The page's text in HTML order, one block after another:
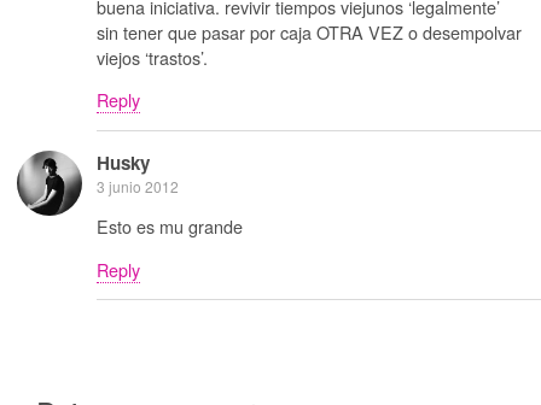
buena iniciativa. revivir tiempos viejunos ‘legalmente’
sin tener que pasar por caja OTRA VEZ o desempolvar
viejos ‘trastos’.
Reply
Husky
3 junio 2012
Esto es mu grande
Reply